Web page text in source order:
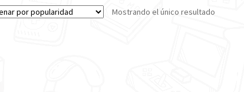
Mostrando el único resultado